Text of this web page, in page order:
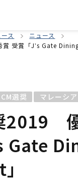
ス
ニュース
受賞「Jʼs Gate
CM選奨 マレーシア
2019
Gate